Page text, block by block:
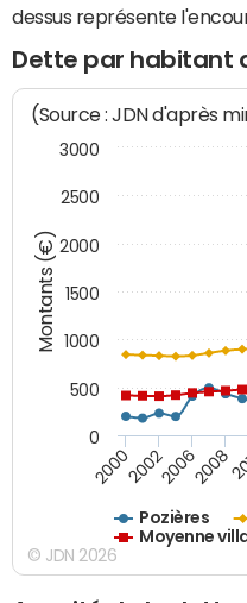
dessus représente
Dette par habitant
Montants (€)
(Source : JDN d'après
Pozières
Moyenne
2000200220062008
0
500
1000
1500
2000
2500
3000
© JDN 2026